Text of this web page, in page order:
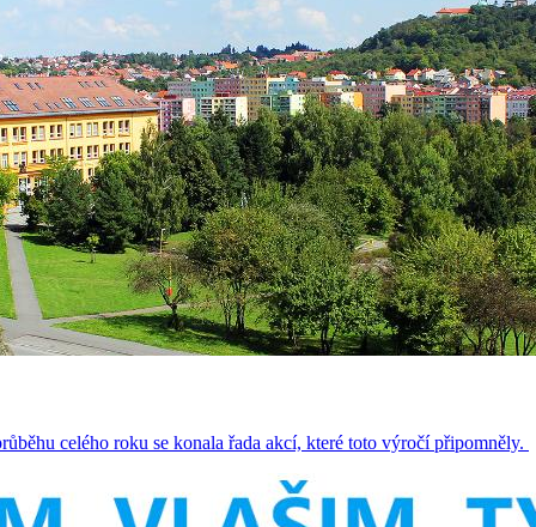
celého roku se konala řada akcí, které toto výročí připomněly.